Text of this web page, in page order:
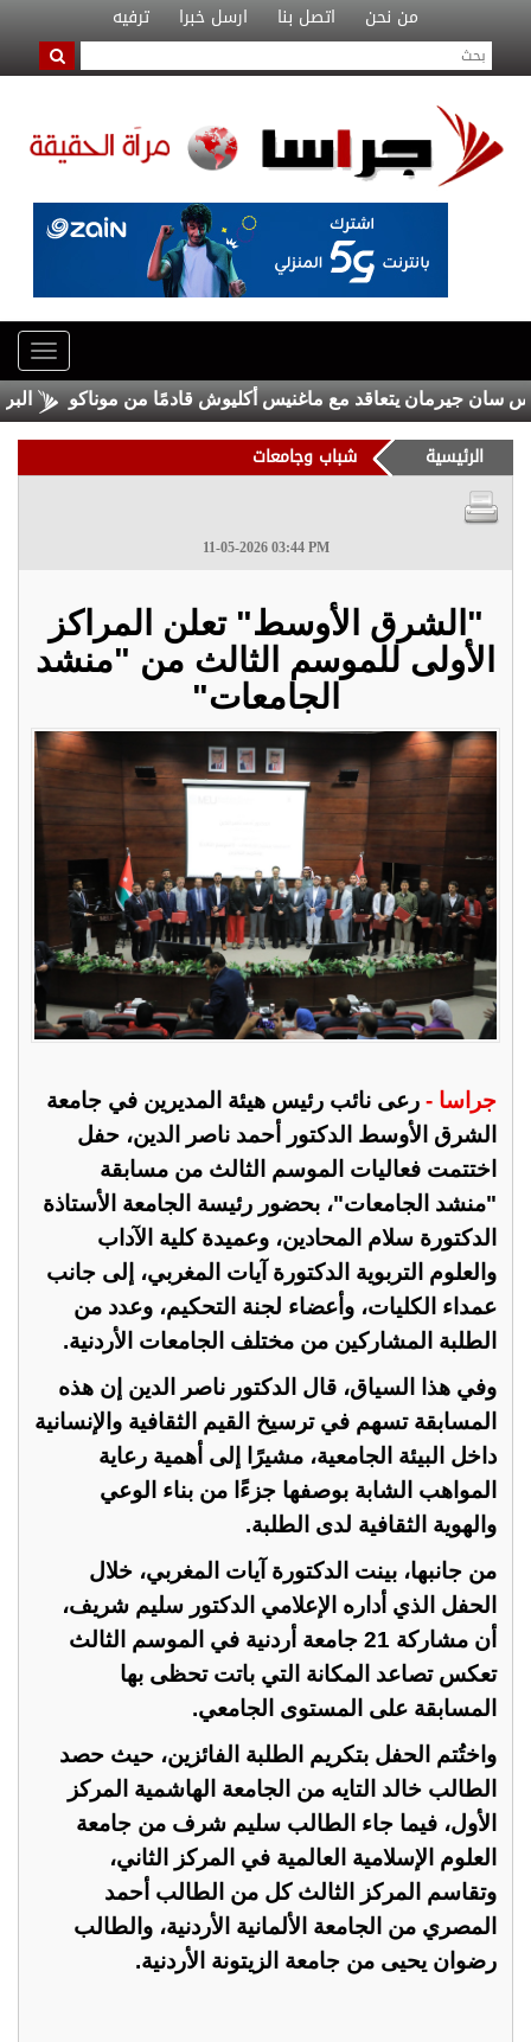
من نحن اتصل بنا ارسل خبرا ترفيه
يتعاقد مع ماغنيس أكليوش قادمًا من موناكو البرلمان
الرئيسية شباب وجامعات
11-05-2026 03:44 PM
"الشرق الأوسط" تعلن المراكز
الأولى للموسم الثالث من "منشد
الجامعات"
جراسا - رعى نائب رئيس هيئة المديرين في جامعة
الشرق الأوسط الدكتور أحمد ناصر الدين، حفل
اختتمت فعاليات الموسم الثالث من مسابقة
"منشد الجامعات"، بحضور رئيسة الجامعة الأستاذة
الدكتورة سلام المحادين، وعميدة كلية الآداب
والعلوم التربوية الدكتورة آيات المغربي، إلى جانب
عمداء الكليات، وأعضاء لجنة التحكيم، وعدد من
الطلبة المشاركين من مختلف الجامعات الأردنية.
وفي هذا السياق، قال الدكتور ناصر الدين إن هذه
المسابقة تسهم في ترسيخ القيم الثقافية والإنسانية
داخل البيئة الجامعية، مشيرًا إلى أهمية رعاية
المواهب الشابة بوصفها جزءًا من بناء الوعي
والهوية الثقافية لدى الطلبة.
من جانبها، بينت الدكتورة آيات المغربي، خلال
الحفل الذي أداره الإعلامي الدكتور سليم شريف،
أن مشاركة 21 جامعة أردنية في الموسم الثالث
تعكس تصاعد المكانة التي باتت تحظى بها
المسابقة على المستوى الجامعي.
واختُتم الحفل بتكريم الطلبة الفائزين، حيث حصد
الطالب خالد التايه من الجامعة الهاشمية المركز
الأول، فيما جاء الطالب سليم شرف من جامعة
العلوم الإسلامية العالمية في المركز الثاني،
وتقاسم المركز الثالث كل من الطالب أحمد
المصري من الجامعة الألمانية الأردنية، والطالب
رضوان يحيى من جامعة الزيتونة الأردنية.